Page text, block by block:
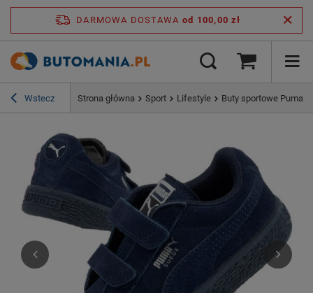
DARMOWA DOSTAWA od 100,00 zł
Wstecz Strona główna Sport Lifestyle Buty sportowe Puma